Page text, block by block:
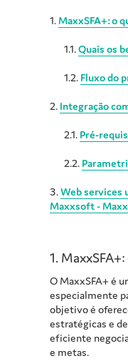
1. MaxxSFA+: o
1.1.Quais os
1.2. Fluxo do
2. Integração
2.1. Pré-
2.2.
3.Web services
Maxxsoft -
1. MaxxSFA+:
O MaxxSFA+ é
especialmente
objetivo é
estratégicas e
eficiente
e metas.